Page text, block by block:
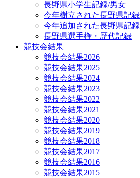
長野県小学生記録/男女
今年樹立された長野県記録
今年追加された長野県記録
長野県選手権・歴代記録
競技会結果
競技会結果2026
競技会結果2025
競技会結果2024
競技会結果2023
競技会結果2022
競技会結果2021
競技会結果2020
競技会結果2019
競技会結果2018
競技会結果2017
競技会結果2016
競技会結果2015